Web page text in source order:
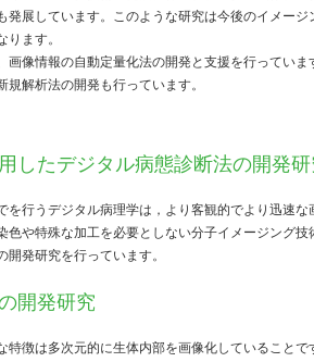
発展しています。このような研究は今後のイメー
ます。
像情報の自動定量化法の開発と支援を行っていま
解析法の開発も行っています。
したデジタル病態診断法の開発研
行うデジタル病理学は，より客観的でより迅速な
や特殊な加工を必要としない分子イメージング
発研究を行っています。
開発研究
特徴は多次元的に生体内部を画像化していること